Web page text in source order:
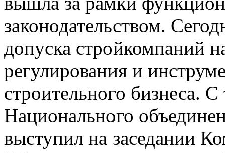
законодательством.
допуска стройкомпаний
регулирования и
строительного бизнеса.
Национального
выступил на заседании